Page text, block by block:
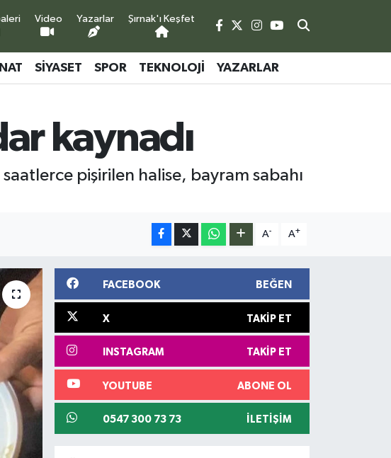
Video Yazarlar Şırnak'ı Keşfet
SIYASET SPOR TEKNOLOJI YAZARLAR
kaynadı
pişirilen halise, bayram sabahı
A- A+
FACEBOOK BEĞEN
X TAKIP ET
INSTAGRAM TAKIP ET
YOUTUBE ABONE OL
0547 300 73 73 İLETIŞIM